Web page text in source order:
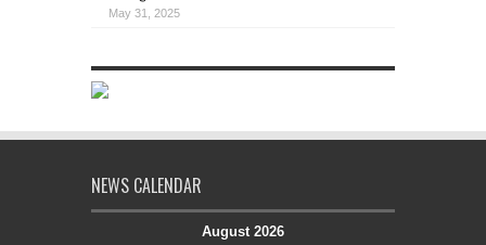
May 31, 2025
NEWS CALENDAR
August 2026